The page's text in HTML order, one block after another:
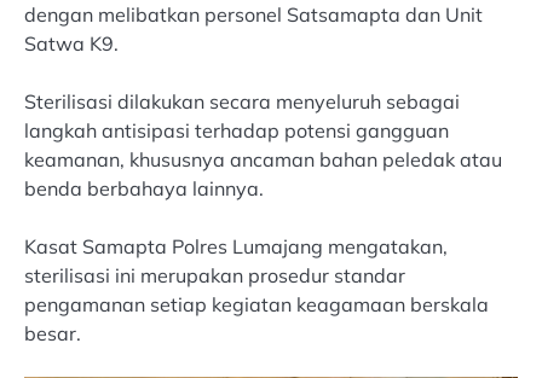
dengan melibatkan personel Satsamapta dan Unit
Satwa K9.
Sterilisasi dilakukan secara menyeluruh sebagai
langkah antisipasi terhadap potensi gangguan
keamanan, khususnya ancaman bahan peledak atau
benda berbahaya lainnya.
Kasat Samapta Polres Lumajang mengatakan,
sterilisasi ini merupakan prosedur standar
pengamanan setiap kegiatan keagamaan berskala
besar.